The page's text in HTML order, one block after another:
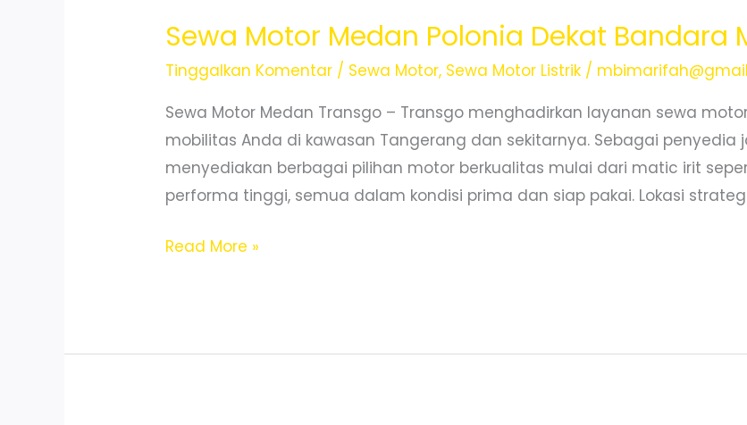
Sewa Motor Medan Polonia Dekat Bandara
Tinggalkan Komentar / Sewa Motor, Sewa Motor Listrik /
Sewa Motor Medan Transgo – Transgo menghadirkan layanan sewa
mobilitas Anda di kawasan Tangerang dan sekitarnya. Sebagai
menyediakan berbagai pilihan motor berkualitas mulai dari matic irit
performa tinggi, semua dalam kondisi prima dan siap pakai. Lokasi
Sewa
Dekat
Read More »